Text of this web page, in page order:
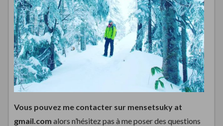
Vous pouvez me contacter sur mensetsuky at
gmail.com alors n’hésitez pas à me poser des questions